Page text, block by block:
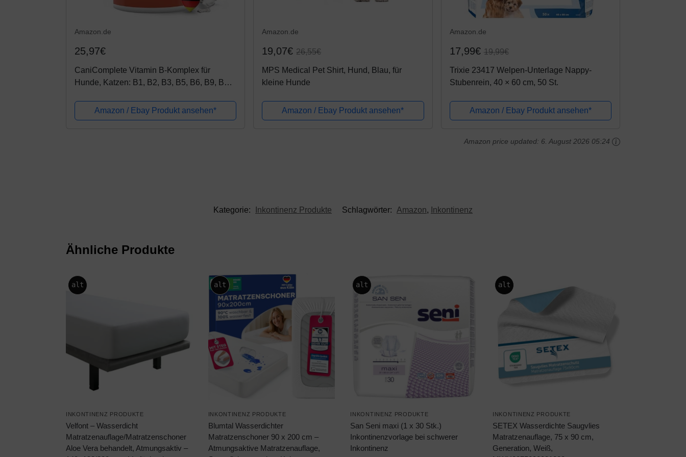
Amazon.de
25,97€
CaniComplete Vitamin B-Komplex für
Hunde, Katzen: B1, B2, B3, B5, B6, B9, B12,
Nervenfunktionen.120 Stück (4...
Amazon / Ebay Produkt ansehen*
Amazon.de
19,07€26,55€
MPS Medical Pet Shirt, Hund, Blau, für
kleine Hunde
Amazon / Ebay Produkt ansehen*
Amazon.de
17,99€ 19,99€
Trixie 23417 Welpen-Unterlage Nappy-
Stubenrein, 40 × 60 cm, 50 St.
Amazon / Ebay Produkt ansehen*
Amazon price updated: 6. August 2026 05:24
Kategorie: Inkontinenz Produkte Schlagwörter: Amazon, Inkontinenz
Ähnliche Produkte
alt
INKONTINENZ PRODUKTE
Velfont – Wasserdicht
Matratzenauflage/Matratzenschoner
Aloe Vera behandelt, Atmungsaktiv –
alt
-15%
INKONTINENZ PRODUKTE
Blumtal Wasserdichter
Matratzenschoner 90 x 200 cm –
Atmungsaktive Matratzenauflage,
alt
INKONTINENZ PRODUKTE
San Seni maxi (1 x 30 Stk.)
Inkontinenzvorlage bei schwerer
Inkontinenz
alt
INKONTINENZ PRODUKTE
SETEX Wasserdichte Saugvlies
Matratzenauflage, 75 x 90 cm,
Generation, Weiß,